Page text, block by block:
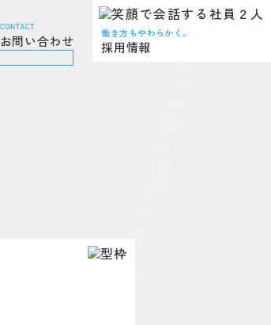
お問い合わせ 働き方もやわらかく。
採用情報